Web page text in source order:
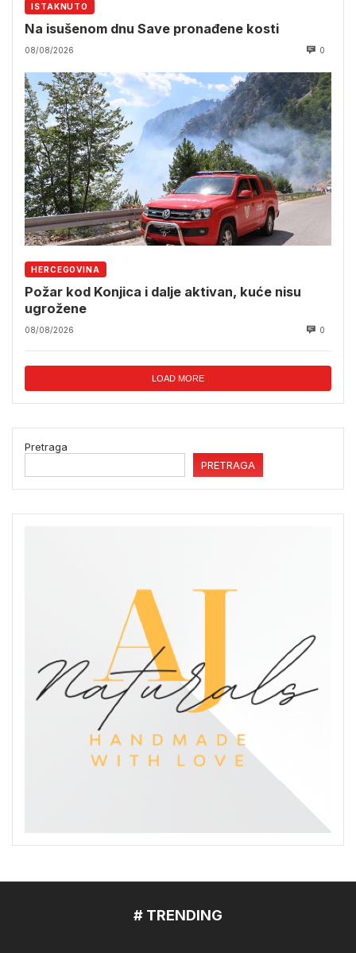
ISTAKNUTO
Na isušenom dnu Save pronađene kosti
08/08/2026 0
HERCEGOVINA
Požar kod Konjica i dalje aktivan, kuće nisu
ugrožene
08/08/2026 0
LOAD MORE
Pretraga
PRETRAGA
# TRENDING